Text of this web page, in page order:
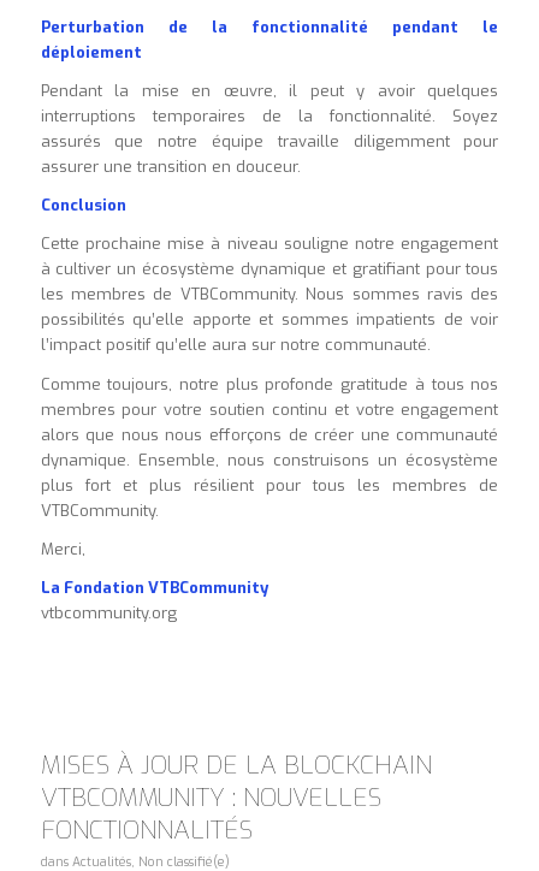
Perturbation de la fonctionnalité pendant le
déploiement
Pendant la mise en œuvre, il peut y avoir quelques
interruptions temporaires de la fonctionnalité. Soyez
assurés que notre équipe travaille diligemment pour
assurer une transition en douceur.
Conclusion
Cette prochaine mise à niveau souligne notre engagement
à cultiver un écosystème dynamique et gratifiant pour tous
les membres de VTBCommunity. Nous sommes ravis des
possibilités qu’elle apporte et sommes impatients de voir
l’impact positif qu’elle aura sur notre communauté.
Comme toujours, notre plus profonde gratitude à tous nos
membres pour votre soutien continu et votre engagement
alors que nous nous efforçons de créer une communauté
dynamique. Ensemble, nous construisons un écosystème
plus fort et plus résilient pour tous les membres de
VTBCommunity.
Merci,
La Fondation VTBCommunity
vtbcommunity.org
MISES À JOUR DE LA BLOCKCHAIN
VTBCOMMUNITY : NOUVELLES
FONCTIONNALITÉS
dans Actualités, Non classifié(e)